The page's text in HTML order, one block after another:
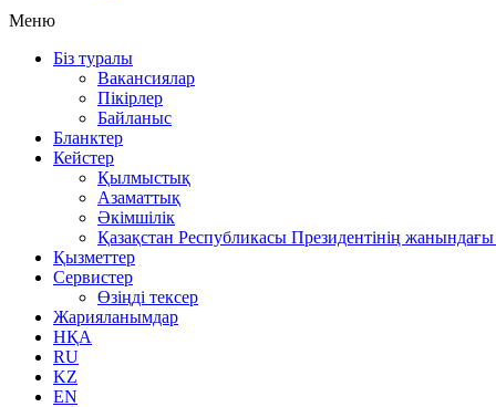
Меню
Біз туралы
Вакансиялар
Пікірлер
Байланыс
Бланктер
Кейстер
Қылмыстық
Азаматтық
Әкімшілік
Қазақстан Республикасы Президентінің
Қызметтер
Сервистер
Өзіңді тексер
Жарияланымдар
НҚА
RU
KZ
EN